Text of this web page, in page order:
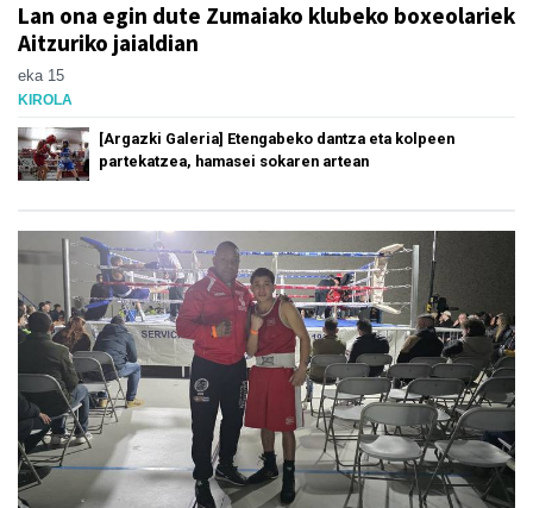
Lan ona egin dute Zumaiako klubeko boxeolariek
Aitzuriko jaialdian
eka 15
KIROLA
[Argazki Galeria] Etengabeko dantza eta kolpeen
partekatzea, hamasei sokaren artean